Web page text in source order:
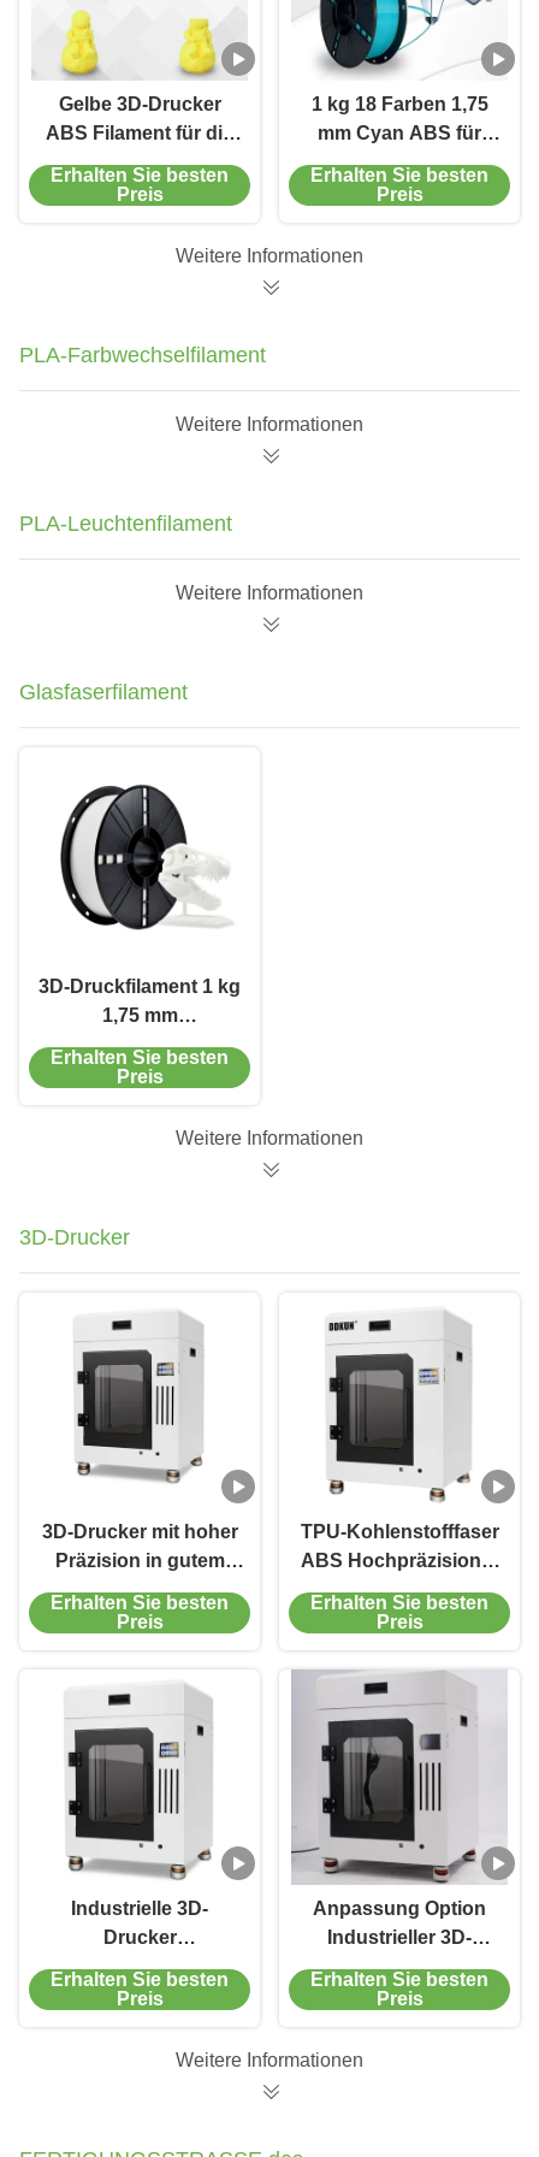
Gelbe 3D-Drucker
ABS Filament für die
Industrie
Drucktemperatur 170-
Erhalten Sie besten
Preis
1 kg 18 Farben 1,75
mm Cyan ABS für
Desktop-Drucker mit
FDM-
Erhalten Sie besten
Preis
Weitere Informationen
PLA-Farbwechselfilament
Weitere Informationen
PLA-Leuchtenfilament
Weitere Informationen
Glasfaserfilament
3D-Druckfilament 1 kg
1,75 mm
Glasfaserfilament
verstärkt modifizierte
Erhalten Sie besten
Preis
Weitere Informationen
3D-Drucker
3D-Drucker mit hoher
Präzision in gutem
Zustand
Erhalten Sie besten
Preis
TPU-Kohlenstofffaser
ABS Hochpräzisions-
3D-Drucker T5060
Erhalten Sie besten
Preis
Industrielle 3D-
Drucker
Hochgeschwindigkeit
T3040 0,4 mm
Erhalten Sie besten
Preis
Anpassung Option
Industrieller 3D-
Drucker mit 0,4 mm
Durchmesser
Erhalten Sie besten
Preis
Weitere Informationen